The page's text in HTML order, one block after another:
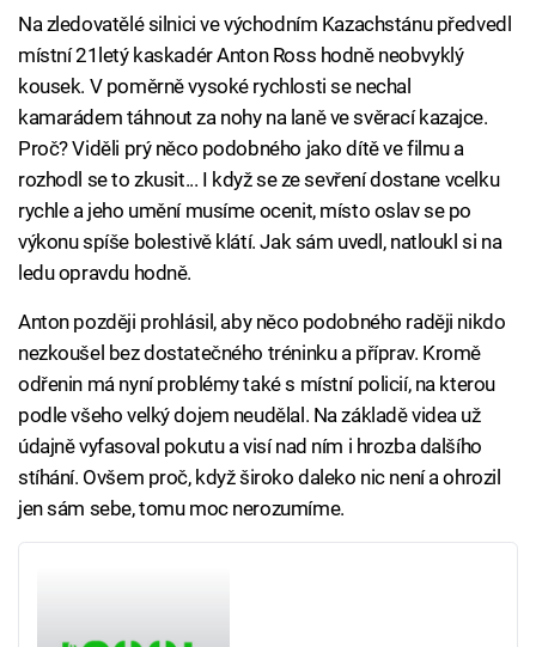
Na zledovatělé silnici ve východním Kazachstánu předvedl
místní 21letý kaskadér Anton Ross hodně neobvyklý
kousek. V poměrně vysoké rychlosti se nechal
kamarádem táhnout za nohy na laně ve svěrací kazajce.
Proč? Viděli prý něco podobného jako dítě ve filmu a
rozhodl se to zkusit... I když se ze sevření dostane vcelku
rychle a jeho umění musíme ocenit, místo oslav se po
výkonu spíše bolestivě klátí. Jak sám uvedl, natloukl si na
ledu opravdu hodně.
Anton později prohlásil, aby něco podobného raději nikdo
nezkoušel bez dostatečného tréninku a příprav. Kromě
odřenin má nyní problémy také s místní policií, na kterou
podle všeho velký dojem neudělal. Na základě videa už
údajně vyfasoval pokutu a visí nad ním i hrozba dalšího
stíhání. Ovšem proč, když široko daleko nic není a ohrozil
jen sám sebe, tomu moc nerozumíme.